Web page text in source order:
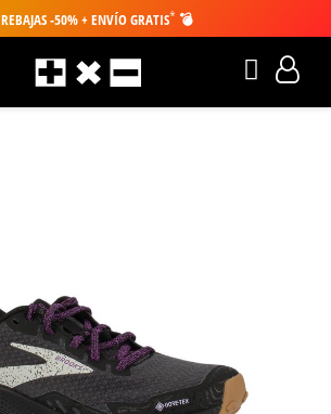
REBAJAS -50% + ENVÍO GRATIS* 💣